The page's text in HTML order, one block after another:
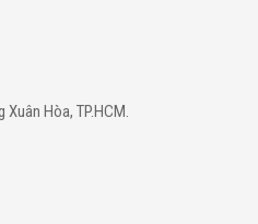
Xuân Hòa, TP.HCM.